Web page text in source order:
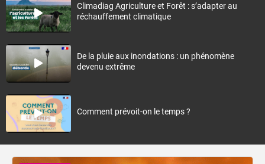
Climadiag Agriculture et Forêt : s’adapter au
réchauffement climatique
De la pluie aux inondations : un phénomène
devenu extrême
Comment prévoit-on le temps ?